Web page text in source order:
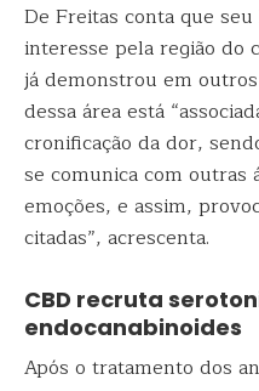
De Freitas conta que
interesse pela região
já demonstrou em
dessa área está
cronificação da dor,
se comunica com outras
emoções, e assim,
citadas”, acrescenta.
CBD recruta
endocanabinoides
Após o tratamento dos